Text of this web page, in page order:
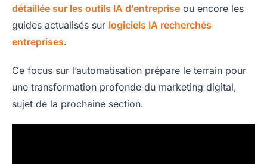
détaillée sur les outils IA d’entreprise ou encore les
guides actualisés sur logiciels IA recherchés
entreprises.
Ce focus sur l’automatisation prépare le terrain pour
une transformation profonde du marketing digital,
sujet de la prochaine section.